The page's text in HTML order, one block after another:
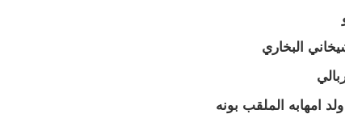
البخاري
امهابه الملقب بونه